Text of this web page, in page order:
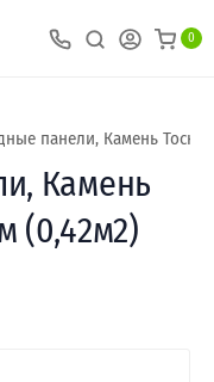
0
панели, Камень
Камень
(0,42м2)